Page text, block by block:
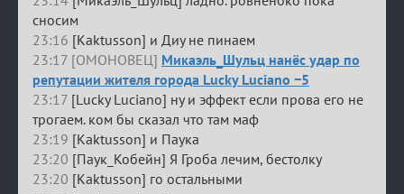
сносим
23:16 [Kaktusson] и Диу не пинаем
23:17 [ОМОНОВЕЦ] Микаэль_Шульц нанёс удар по
репутации жителя города Lucky Luciano −5
23:17 [Lucky Luciano] ну и эффект если прова его не
трогаем. ком бы сказал что там маф
23:19 [Kaktusson] и Паука
23:20 [Паук_Кобейн] Я Гроба лечим, бестолку
23:20 [Kaktusson] го остальными